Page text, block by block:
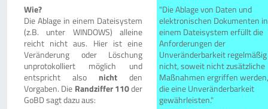
Wie?
Die Ablage in einem Dateisystem
(z.B. unter WINDOWS) alleine
reicht nicht aus. Hier ist eine
Veränderung oder Löschung
unprotokolliert möglich und
entspricht also nicht den
Vorgaben. Die Randziffer 110der
GoBD sagt dazu aus:
"Die Ablage von Daten und
elektronischen Dokumenten in
einem Dateisystem erfüllt die
Anforderungen der
Unveränderbarkeit regelmäßig
nicht, soweit nicht zusätzliche
Maßnahmen ergriffen werden,
die eine Unveränderbarkeit
gewährleisten."